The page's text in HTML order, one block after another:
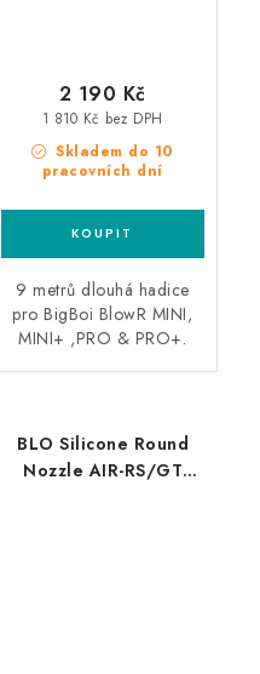
Skladem do 10
pracovních dní
1 810 Kč bez DPH
2 190 Kč
9 metrů dlouhá hadice
pro BigBoi BlowR MINI,
MINI+ ,PRO & PRO+.
BLO Silicone Round
Nozzle AIR-RS/GT